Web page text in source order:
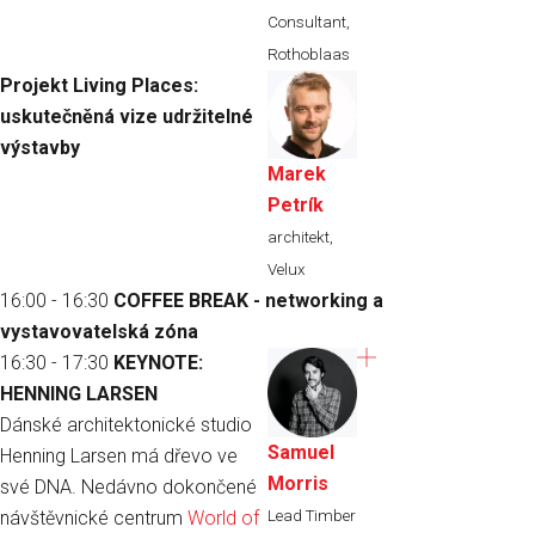
Consultant,
Rothoblaas
Projekt Living Places:
uskutečněná vize udržitelné
výstavby
Marek
Petrík
architekt,
Velux
16:00 - 16:30 COFFEE BREAK - networking a
vystavovatelská zóna
16:30 - 17:30 KEYNOTE:
HENNING LARSEN
Dánské architektonické studio
Henning Larsen má dřevo ve
své DNA. Nedávno dokončené
návštěvnické centrum World of
Samuel
Morris
Lead Timber